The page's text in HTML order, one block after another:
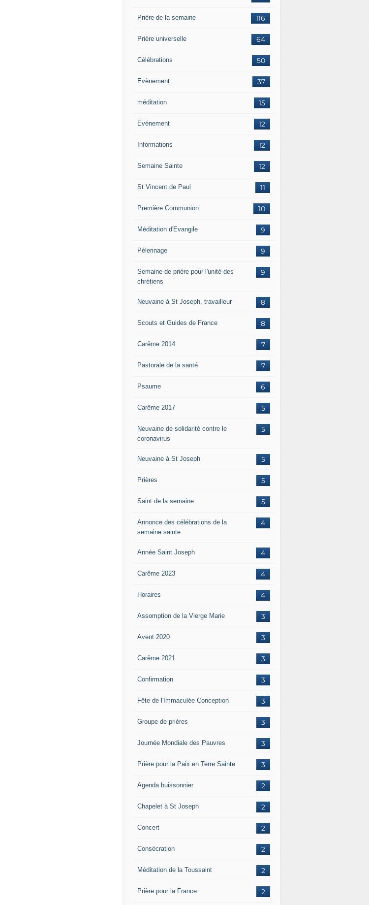
116
Prière de la semaine
64
Prière universelle
50
Célébrations
37
Evènement
15
méditation
12
Evénement
12
Informations
12
Semaine Sainte
11
St Vincent de Paul
10
Première Communion
9
Méditation d'Evangile
9
Pèlerinage
9
Semaine de prière pour l'unité des
chrétiens
8
Neuvaine à St Joseph, travailleur
8
Scouts et Guides de France
7
Carême 2014
7
Pastorale de la santé
6
Psaume
5
Carême 2017
5
Neuvaine de solidarité contre le
coronavirus
5
Neuvaine à St Joseph
5
Prières
5
Saint de la semaine
4
Annonce des célébrations de la
semaine sainte
4
Année Saint Joseph
4
Carême 2023
4
Horaires
3
Assomption de la Vierge Marie
3
Avent 2020
3
Carême 2021
3
Confirmation
3
Fête de l'Immaculée Conception
3
Groupe de prières
3
Journée Mondiale des Pauvres
3
Prière pour la Paix en Terre Sainte
2
Agenda buissonnier
2
Chapelet à St Joseph
2
Concert
2
Consécration
2
Méditation de la Toussaint
2
Prière pour la France